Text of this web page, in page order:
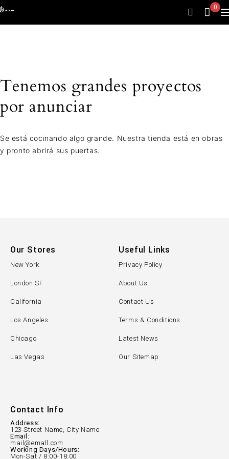
0
Tenemos grandes proyectos
por anunciar
Se está cocinando algo grande. Nuestra tienda está en obras
y pronto abrirá sus puertas.
Contact Info
Address:
123 Street Name, City Name
Email:
mail@emall.com
Working Days/Hours:
Mon-Sat / 8:00-18:00
Our Stores
New York
London SF
California
Los Angeles
Chicago
Las Vegas
Useful Links
Privacy Policy
About Us
Contact Us
Terms & Conditions
Latest News
Our Sitemap